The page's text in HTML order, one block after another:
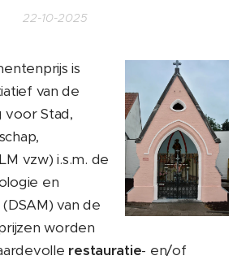
22-10-2025
is
van de
voor Stad,
vzw) i.s.m. de
en
van de
worden
restauratie- en/of